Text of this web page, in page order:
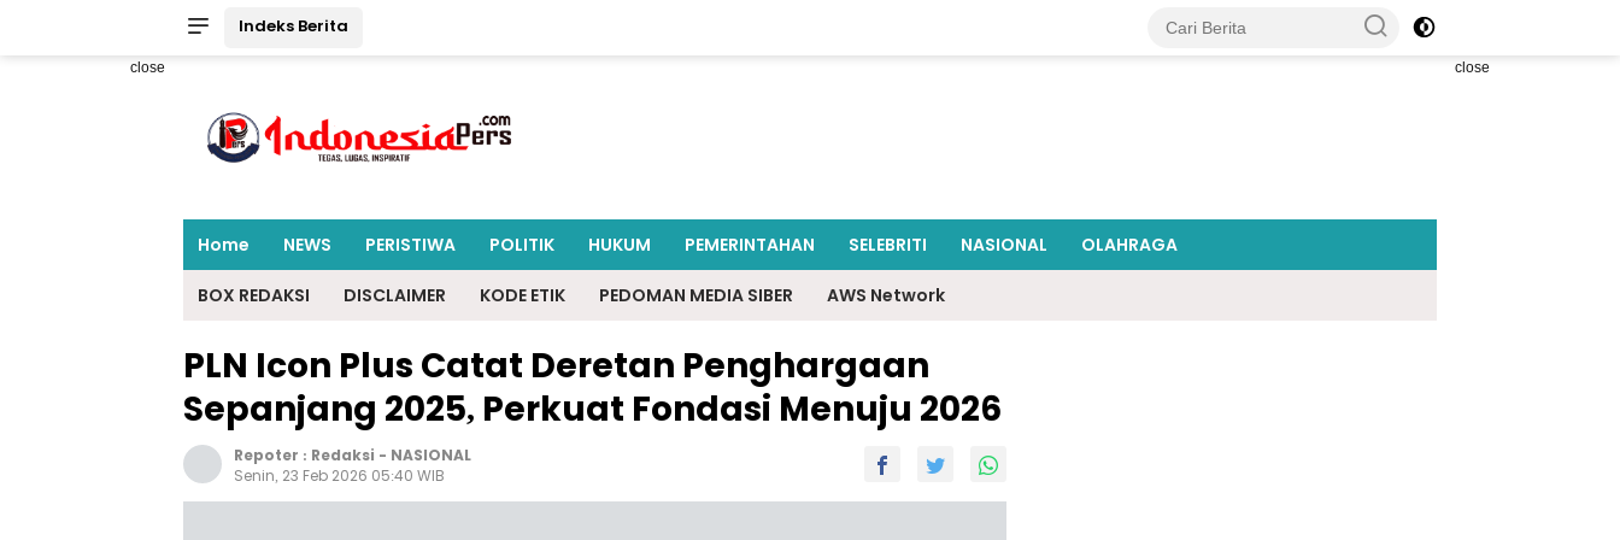
Indeks Berita
close close
Home NEWS PERISTIWA POLITIK HUKUM PEMERINTAHAN SELEBRITI NASIONAL OLAHRAGA
BOX REDAKSI DISCLAIMER KODE ETIK PEDOMAN MEDIA SIBER AWS Network
PLN Icon Plus Catat Deretan Penghargaan
Sepanjang 2025, Perkuat Fondasi Menuju 2026
Repoter : Redaksi - NASIONAL
Senin, 23 Feb 2026 05:40 WIB